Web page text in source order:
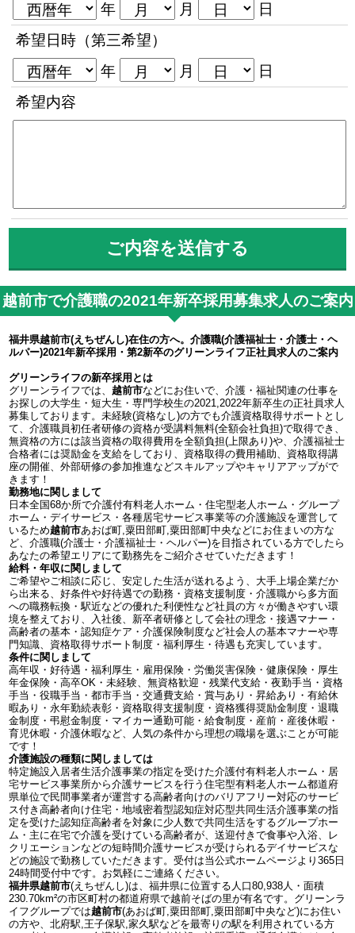
年
月
日
希望日時（第三希望）
年
月
日
希望内容
越前市で介護職の2021年新卒採用募集求人のご案内
福井県越前市(えちぜんし)在住の方へ。介護職(介護福祉士・介護士・ヘ
ルパー)2021年新卒採用・第2新卒のグリーンライフ正社員求人のご案内
グリーンライフの新卒採用とは
グリーンライフでは、越前市などにお住いで、介護・福祉関連の仕事を
お探しの大学生・短大生・専門学校生の2021,2022年新卒生の正社員求人
募集しております。未経験(資格なし)の方でも介護資格取得サポートとし
て、介護職員初任者研修の資格が受講料無料(全額会社負担)で取得でき、
無資格の方には該当資格の取得費用を全額負担(上限あり)や、介護福祉士
合格者には奨励金を支給をしており、資格取得の費用補助、資格取得講
座の開催、外部研修の参加推進などスキルアップやキャリアアップがで
きます！
勤務地に関しまして
日本全国68か所で介護付有料老人ホーム・住宅型老人ホーム・グループ
ホーム・デイサービス・各種居宅サービス事業等の介護施設を運営して
いるため越前市あおば町,粟田部町,粟田部町中央などにお住まいの方な
ど、介護職(介護士・介護福祉士・ヘルパー)を目指されている方でしたら
あなたの希望エリアにて勤務先をご紹介させていただきます！
給料・年収に関しまして
ご希望やご相談に応じ、安定した生活が送れるよう、大手上場企業だか
ら出来る、好条件や好待遇での勤務・資格支援制度・介護職から多方面
への職務転換・駅近などの優れた利便性など社員の方々が働きやすい環
境を整えており、入社後、新卒者研修として会社の理念・接遇マナー・
高齢者の基本・認知症ケア・介護保険制度など社会人の基本マナーや専
門知識、資格取得サポート制度・福利厚生・待遇も充実しています。
条件に関しまして
高年収・好待遇・福利厚生・雇用保険・労働災害保険・健康保険・厚生
年金保険・高卒OK・未経験、無資格歓迎・残業代支給・夜勤手当・資格
手当・役職手当・都市手当・交通費支給・賞与あり・昇給あり・有給休
暇あり・永年勤続表彰・資格取得支援制度・資格獲得奨励金制度・退職
金制度・弔慰金制度・マイカー通勤可能・給食制度・産前・産後休暇・
育児休暇・介護休暇など、人気の条件から理想の職場を選ぶことが可能
です！
介護施設の種類に関しましては
特定施設入居者生活介護事業の指定を受けた介護付有料老人ホーム・居
宅サービス事業所から介護サービスを行う住宅型有料老人ホーム都道府
県単位で民間事業者が運営する高齢者向けのバリアフリー対応のサービ
ス付き高齢者向け住宅・地域密着型認知症対応型共同生活介護事業の指
定を受けた認知症高齢者を対象に少人数で共同生活をするグループホー
ム・主に在宅で介護を受けている高齢者が、送迎付きで食事や入浴、レ
クリエーションなどの短時間介護サービスが受けられるデイサービスな
どの施設で勤務していただきます。受付は当公式ホームページより365日
24時間受付中です。お気軽にご連絡ください。
福井県越前市(えちぜんし)は、福井県に位置する人口80,938人・面積
230.70km²の市区町村の都道府県で越前そばの里が有名です。グリーンラ
イフグループでは越前市(あおば町,粟田部町,粟田部町中央など)にお住い
の方や、北府駅,王子保駅,家久駅などを最寄りの駅を利用されている方